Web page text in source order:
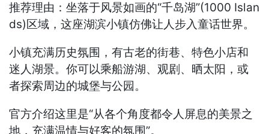
推荐理由：坐落于风景如画的“千岛湖”(1000 Islan
ds)区域，这座湖滨小镇仿佛让人步入童话世界。
小镇充满历史氛围，有古老的街巷、特色小店和
迷人湖景。你可以乘船游湖、观剧、晒太阳，或
者探索周边的城堡与公园。
官方介绍这里是“从各个角度都令人屏息的美景之
地，充满温情与好客的氛围”。